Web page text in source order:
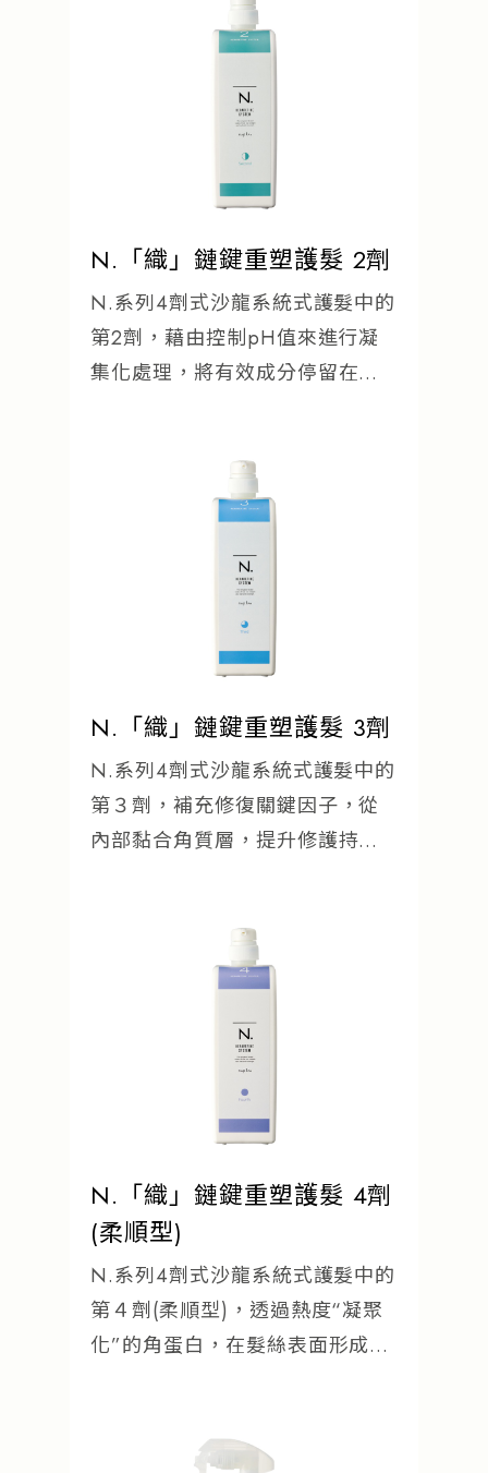
N.「織」鏈鍵重塑護髮 2劑
N.系列4劑式沙龍系統式護髮中的
第2劑，藉由控制pH值來進行凝
集化處理，將有效成分停留在髮
N.「織」鏈鍵重塑護髮 3劑
N.系列4劑式沙龍系統式護髮中的
第３劑，補充修復關鍵因子，從
內部黏合角質層，提升修護持久
N.「織」鏈鍵重塑護髮 4劑
(柔順型)
N.系列4劑式沙龍系統式護髮中的
第４劑(柔順型)，透過熱度“凝聚
化”的角蛋白，在髮絲表面形成保